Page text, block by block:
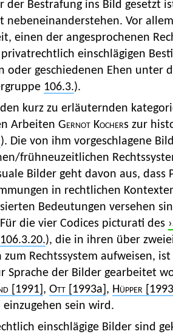
der Bestrafung ins Bild gesetzt
nebeneinanderstehen. Vor
einen der angesprochenen
einschlägigen
oder geschiedenen Ehen unter
106.3.).
kurz zu erläuternden
Arbeiten Gernot Kochers zur
). Die von ihm vorgeschlagene
frühneuzeitlichen
Bilder geht davon aus,
in rechtlichen
Bedeutungen versehen
die vier Codices picturati des
106.3.20.), die in ihren über
zum Rechtssystem aufweisen,
Sprache der Bilder gearbeitet
[1991] , Ott[1993a] , Hüpper
sein wird.
einschlägige Bilder sind